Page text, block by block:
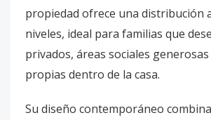
propiedad ofrece una distribución
niveles, ideal para familias que
privados, áreas sociales
propias dentro de la casa.
Su diseño contemporáneo